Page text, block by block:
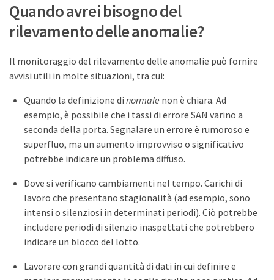
Quando avrei bisogno del
rilevamento delle anomalie?
Il monitoraggio del rilevamento delle anomalie può fornire
avvisi utili in molte situazioni, tra cui:
Quando la definizione di normale non è chiara. Ad
esempio, è possibile che i tassi di errore SAN varino a
seconda della porta. Segnalare un errore è rumoroso e
superfluo, ma un aumento improvviso o significativo
potrebbe indicare un problema diffuso.
Dove si verificano cambiamenti nel tempo. Carichi di
lavoro che presentano stagionalità (ad esempio, sono
intensi o silenziosi in determinati periodi). Ciò potrebbe
includere periodi di silenzio inaspettati che potrebbero
indicare un blocco del lotto.
Lavorare con grandi quantità di dati in cui definire e